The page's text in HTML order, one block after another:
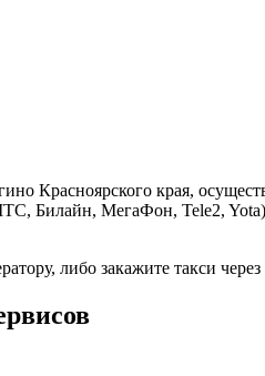
Красноярского края,
Билайн, МегаФон, Tele2,
либо закажите такси